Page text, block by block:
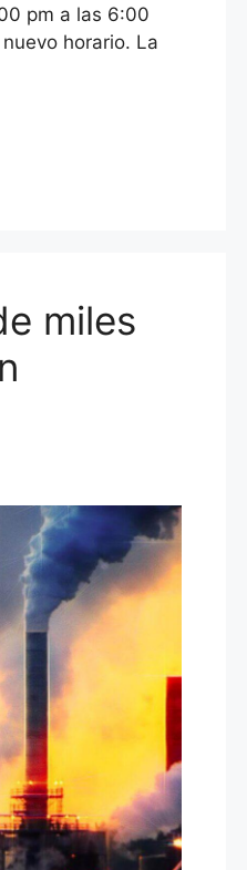
pm a las 6:00
horario. La
miles